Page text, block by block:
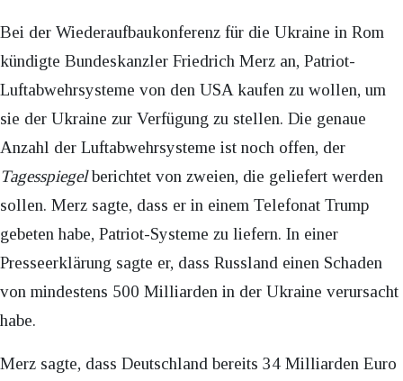
Bei der Wiederaufbaukonferenz für die Ukraine in Rom
kündigte Bundeskanzler Friedrich Merz an, Patriot-
Luftabwehrsysteme von den USA kaufen zu wollen, um
sie der Ukraine zur Verfügung zu stellen. Die genaue
Anzahl der Luftabwehrsysteme ist noch offen, der
Tagesspiegelberichtet von zweien, die geliefert werden
sollen. Merz sagte, dass er in einem Telefonat Trump
gebeten habe, Patriot-Systeme zu liefern. In einer
Presseerklärung sagte er, dass Russland einen Schaden
von mindestens 500 Milliarden in der Ukraine verursacht
habe.
Merz sagte, dass Deutschland bereits 34 Milliarden Euro